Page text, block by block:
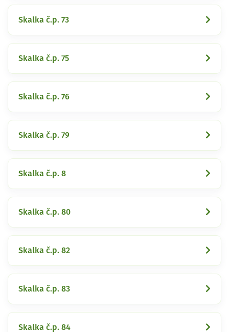
Skalka č.p. 73
Skalka č.p. 75
Skalka č.p. 76
Skalka č.p. 79
Skalka č.p. 8
Skalka č.p. 80
Skalka č.p. 82
Skalka č.p. 83
Skalka č.p. 84